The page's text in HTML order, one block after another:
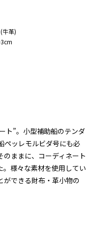
牛革)
ト”。小型補助船のテンダ
ペッレモルビダ号にも必
ままに、コーディネート
。様々な素材を使用してい
ができる財布・革小物の